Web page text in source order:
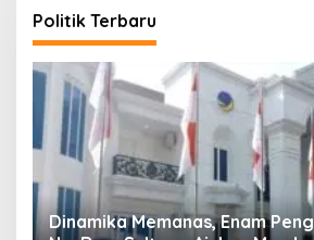
Politik Terbaru
Musda V Demokrat Sulteng